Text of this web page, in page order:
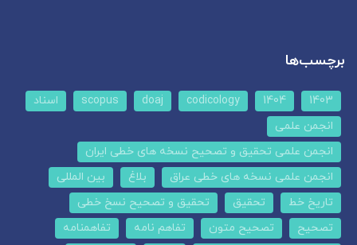
برچسب‌ها
1403
1404
codicology
doaj
scopus
اسناد
انجمن علمی
انجمن علمی تحقیق و تصحیح نسخه های خطی ایران
انجمن علمی نسخه های خطی عراق
بلاغ
بین المللی
تاریخ خط
تحقیق
تحقیق و تصحیح نسخ خطی
تصحیح
تصحیح متون تفاهم نامه
تفاهمنامه